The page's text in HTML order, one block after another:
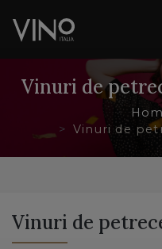
Vinuri de
Vinuri de
Vinuri de